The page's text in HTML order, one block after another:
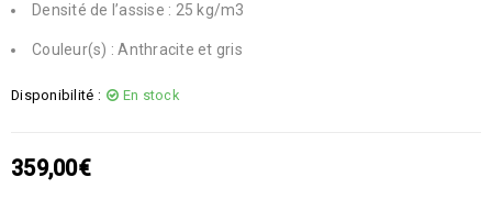
Densité de l’assise : 25 kg/m3
Couleur(s) : Anthracite et gris
Disponibilité : En stock
359,00€